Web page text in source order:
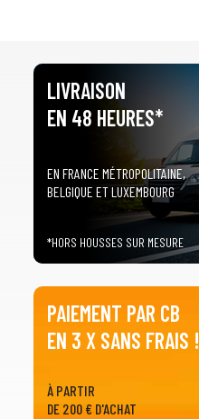
LIVRAISON
EN 48 HEURES*
EN FRANCE MÉTROPOLITAINE,
BELGIQUE ET LUXEMBOURG
*HORS HOUSSES SUR MESURE
PAIEMENT PAR CB
EN 3 X SANS FRAIS !
À PARTIR
DE 200 € D'ACHAT